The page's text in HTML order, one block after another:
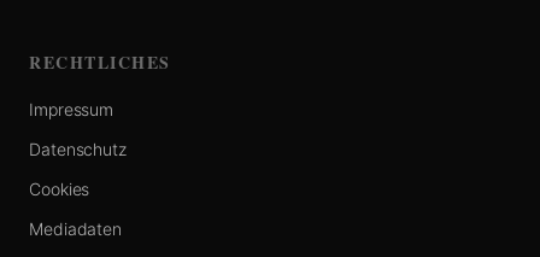
RECHTLICHES
Impressum
Datenschutz
Cookies
Mediadaten